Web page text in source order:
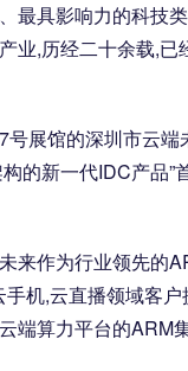
最具影响力的科技
业,历经二十余载,已
号展馆的深圳市云端
的新一代IDC产品”
来作为行业领先的
机,云直播领域客
端算力平台的ARM